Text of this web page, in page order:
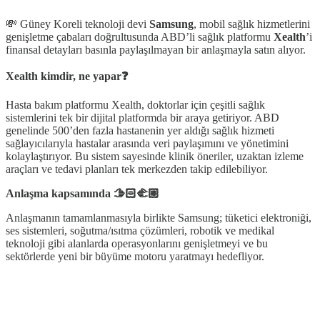
💸 Güney Koreli teknoloji devi Samsung, mobil sağlık hizmetlerini
genişletme çabaları doğrultusunda ABD’li sağlık platformu Xealth’i
finansal detayları basınla paylaşılmayan bir anlaşmayla satın alıyor.
Xealth kimdir, ne yapar❓
Hasta bakım platformu Xealth, doktorlar için çeşitli sağlık
sistemlerini tek bir dijital platformda bir araya getiriyor. ABD
genelinde 500’den fazla hastanenin yer aldığı sağlık hizmeti
sağlayıcılarıyla hastalar arasında veri paylaşımını ve yönetimini
kolaylaştırıyor. Bu sistem sayesinde klinik öneriler, uzaktan izleme
araçları ve tedavi planları tek merkezden takip edilebiliyor.
Anlaşma kapsamında 🫱🏻‍🫲🏼
Anlaşmanın tamamlanmasıyla birlikte Samsung; tüketici elektroniği,
ses sistemleri, soğutma/ısıtma çözümleri, robotik ve medikal
teknoloji gibi alanlarda operasyonlarını genişletmeyi ve bu
sektörlerde yeni bir büyüme motoru yaratmayı hedefliyor.